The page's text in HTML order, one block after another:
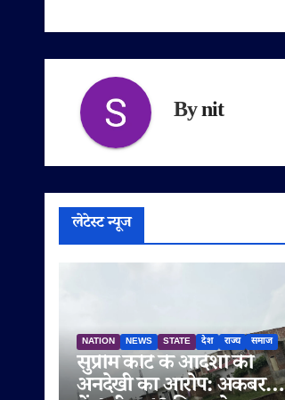
Bynit
लेटेस्ट न्यूज
NATION NEWS STATE देश राज्य समाज
सुप्रीम कोर्ट के आदेशों की
अनदेखी का आरोप: अकबरपुर